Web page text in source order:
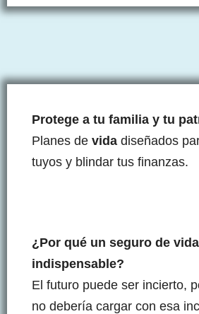
Protege a tu familia y tu
Planes de vida diseñados
tuyos y blindar tus finanzas.
¿Por qué un seguro de
indispensable?
El futuro puede ser incierto,
no debería cargar con esa